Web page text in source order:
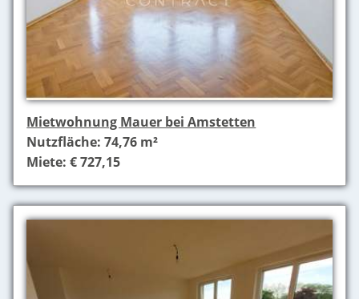
Mietwohnung Mauer bei Amstetten
Nutzfläche: 74,76 m²
Miete: € 727,15